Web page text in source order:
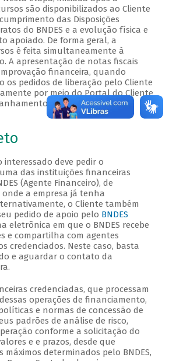
são disponibilizados ao Cliente
das Disposições
do BNDES e a evolução física e
apoiado. De forma geral, a
é feita simultaneamente à
A apresentação de notas fiscais
financeira, quando
os pedidos de liberação pelo Cliente
por meio do Portal do Cliente
interessado deve pedir o
das instituições financeiras
(Agente Financeiro), de
a empresa já tenha
o Cliente também
pedido de apoio pelo BNDES
eletrônica em que o BNDES recebe
e compartilha com agentes
credenciados. Neste caso, basta
e aguardar o contato da
credenciadas, que processam
operações de financiamento,
e normas de concessão de
padrões de análise de risco,
conforme a solicitação do
e e prazos, desde que
determinados pelo BNDES,